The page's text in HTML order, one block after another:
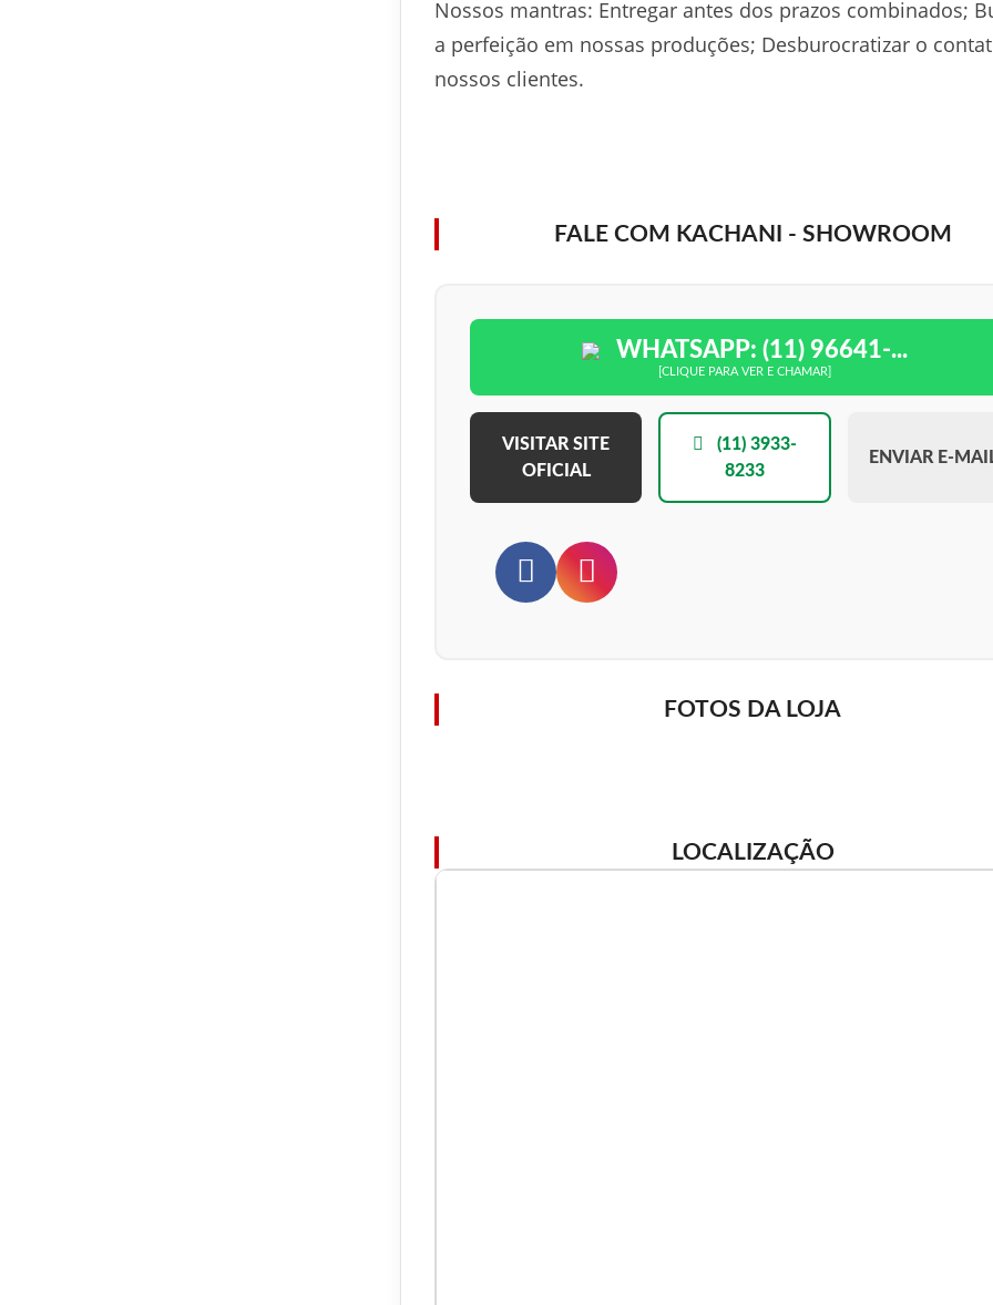
Nossos mantras: Entregar antes dos prazos combinados;
a perfeição em nossas produções; Desburocratizar o
nossos clientes.
FALE COM KACHANI - SHOWROOM
WHATSAPP: (11) 96641-...
[CLIQUE PARA VER E CHAMAR]
VISITAR SITE
OFICIAL
(11) 3933-
8233
ENVIAR E-
FOTOS DA LOJA
LOCALIZAÇÃO